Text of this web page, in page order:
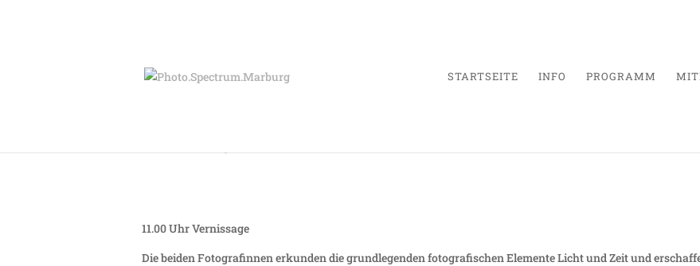
STARTSEITE INFO PROGRAMM
11.00 Uhr Vernissage
Die beiden Fotografinnen erkunden die grundlegenden fotografischen Elemente Licht und Zeit und